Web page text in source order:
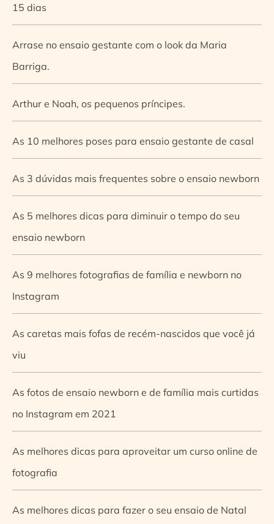
15 dias
Arrase no ensaio gestante com o look da Maria
Barriga.
Arthur e Noah, os pequenos príncipes.
As 10 melhores poses para ensaio gestante de casal
As 3 dúvidas mais frequentes sobre o ensaio newborn
As 5 melhores dicas para diminuir o tempo do seu
ensaio newborn
As 9 melhores fotografias de família e newborn no
Instagram
As caretas mais fofas de recém-nascidos que você já
viu
As fotos de ensaio newborn e de família mais curtidas
no Instagram em 2021
As melhores dicas para aproveitar um curso online de
fotografia
As melhores dicas para fazer o seu ensaio de Natal